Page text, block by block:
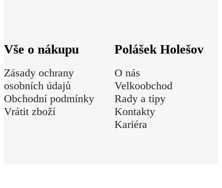
Vše o nákupu
Zásady ochrany
osobních údajů
Obchodní podmínky
Vrátit zboží
Polášek Holešov
O nás
Velkoobchod
Rady a tipy
Kontakty
Kariéra